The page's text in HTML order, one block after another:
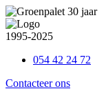
Ga
naar
de
1995-2025
054 42 24 72
Contacteer ons